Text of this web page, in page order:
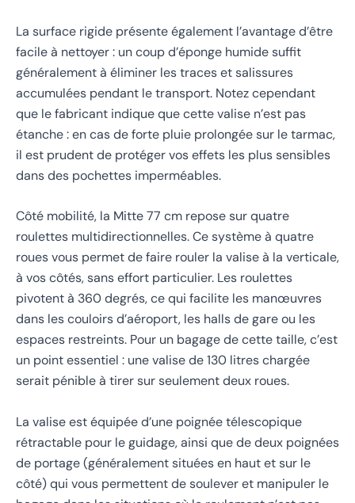
La surface rigide présente également l’avantage d’être
facile à nettoyer : un coup d’éponge humide suffit
généralement à éliminer les traces et salissures
accumulées pendant le transport. Notez cependant
que le fabricant indique que cette valise n’est pas
étanche : en cas de forte pluie prolongée sur le tarmac,
il est prudent de protéger vos effets les plus sensibles
dans des pochettes imperméables.
Côté mobilité, la Mitte 77 cm repose sur quatre
roulettes multidirectionnelles. Ce système à quatre
roues vous permet de faire rouler la valise à la verticale,
à vos côtés, sans effort particulier. Les roulettes
pivotent à 360 degrés, ce qui facilite les manœuvres
dans les couloirs d’aéroport, les halls de gare ou les
espaces restreints. Pour un bagage de cette taille, c’est
un point essentiel : une valise de 130 litres chargée
serait pénible à tirer sur seulement deux roues.
La valise est équipée d’une poignée télescopique
rétractable pour le guidage, ainsi que de deux poignées
de portage (généralement situées en haut et sur le
côté) qui vous permettent de soulever et manipuler le